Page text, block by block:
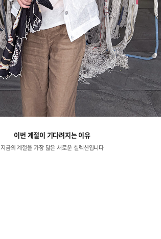
이번 계절이 기다려지는 이유
지금의 계절을 가장 닮은 새로운 셀렉션입니다